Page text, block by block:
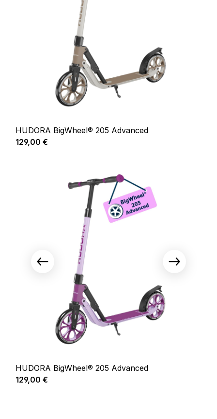
HUDORA BigWheel® 205 Advanced
Prix régulier :
129,00 €
HUDORA BigWheel® 205 Advanced
Prix régulier :
129,00 €